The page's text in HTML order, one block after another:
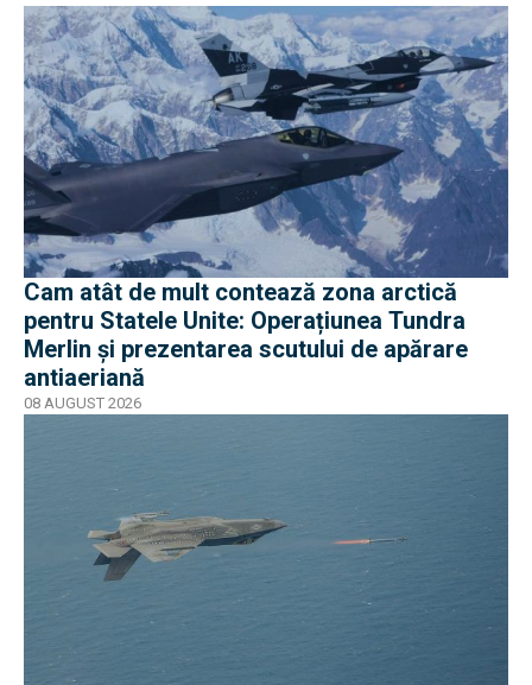
Cam atât de mult contează zona arctică
pentru Statele Unite: Operațiunea Tundra
Merlin şi prezentarea scutului de apărare
antiaeriană
08 AUGUST 2026